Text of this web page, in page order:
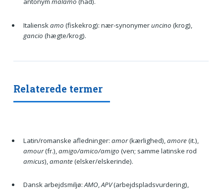
Italienskamo (fiskekrog): nær-synonymeruncino (krog),
gancio (hægte/krog).
Relaterede termer
Latin/romanske afledninger: amor(kærlighed),amore(it.),
amour(fr.),amigo/amico/amigo (ven; samme latinske rod
amicus),amante(elsker/elskerinde).
Dansk arbejdsmiljø:AMO,APV(arbejdspladsvurdering),